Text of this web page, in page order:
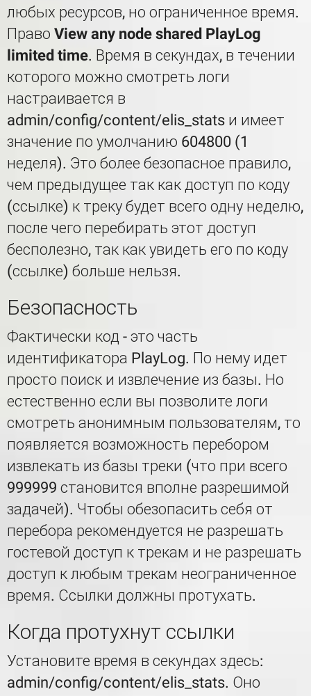
любых ресурсов, но ограниченное время.
Право View any node shared PlayLog
limited time. Время в секундах, в течении
которого можно смотреть логи
настраивается в
admin/config/content/elis_stats и имеет
значение по умолчанию 604800 (1
неделя). Это более безопасное правило,
чем предыдущее так как доступ по коду
(ссылке) к треку будет всего одну неделю,
после чего перебирать этот доступ
бесполезно, так как увидеть его по коду
(ссылке) больше нельзя.
Безопасность
Фактически код - это часть
идентификатора PlayLog. По нему идет
просто поиск и извлечение из базы. Но
естественно если вы позволите логи
смотреть анонимным пользователям, то
появляется возможность перебором
извлекать из базы треки (что при всего
999999 становится вполне разрешимой
задачей). Чтобы обезопасить себя от
перебора рекомендуется не разрешать
гостевой доступ к трекам и не разрешать
доступ к любым трекам неограниченное
время. Ссылки должны протухать.
Когда протухнут ссылки
Установите время в секундах здесь:
admin/config/content/elis_stats. Оно